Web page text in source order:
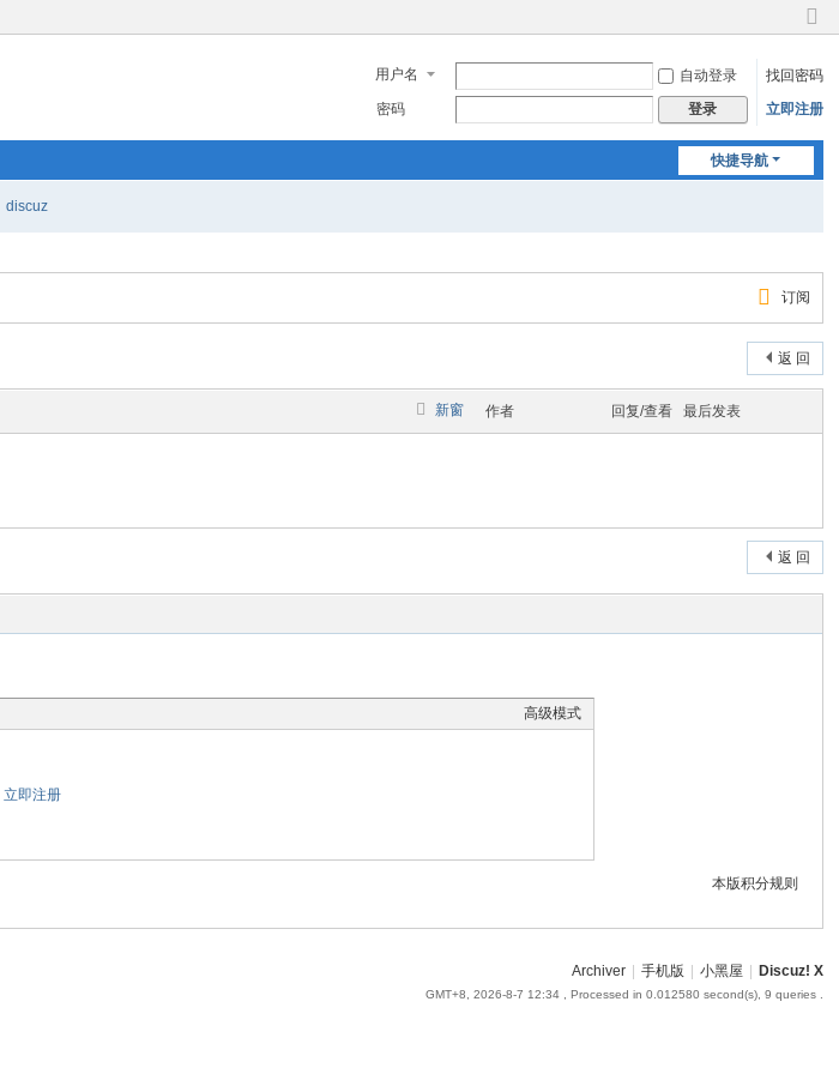
切
到
窄
用户名 自动登录
找回密码
密码
登录 立即注册
快捷导航
discuz
订阅
返 回
新窗 作者 回复/查看 最后发表
返 回
高级模式
立即注册
本版积分规则
Archiver 手机版 小黑屋 Discuz! X
GMT+8, 2026-8-7 12:34, Processed in 0.012580 second(s), 9 queries .